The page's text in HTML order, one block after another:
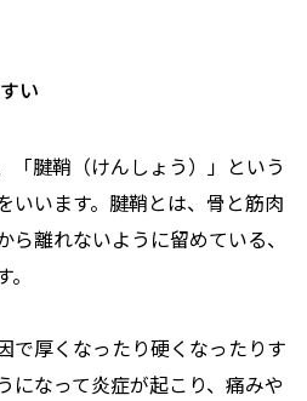
い
「腱鞘（けんしょう）」という
いいます。腱鞘とは、骨と筋肉
離れないように留めている、
で厚くなったり硬くなったりす
になって炎症が起こり、痛みや